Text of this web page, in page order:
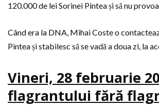
120.000 de lei Sorinei Pintea și să nu
Când era la DNA, Mihai Coste o
Pintea și stabilesc să se vadă a doua zi, la
Vineri, 28 februarie
flagrantului fără